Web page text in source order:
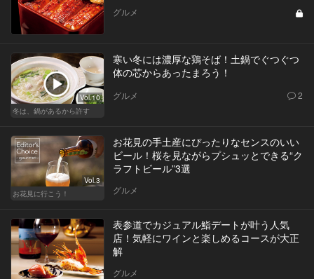
グルメ
Vol.10
冬は、鍋があるから許す
寒い冬には濃厚な鶏そば！土鍋でぐつぐつ
体の芯からあったまろう！
グルメ 2
Vol.3
お花見に行こう！
お花見の手土産にぴったりなセンスのいい
ビール！桜を見ながらプシュッとできる“ク
ラフトビール”3選
グルメ
表参道でカジュアル鮨デートが叶う人気
店！気軽にワインと楽しめるコースが大正
解
グルメ